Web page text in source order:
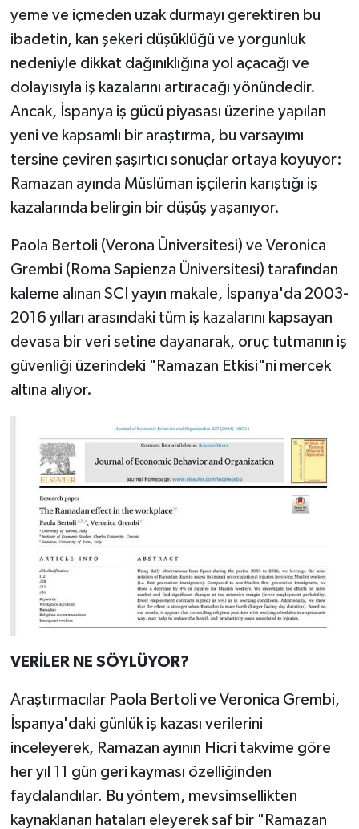
yeme ve içmeden uzak durmayı gerektiren bu
ibadetin, kan şekeri düşüklüğü ve yorgunluk
nedeniyle dikkat dağınıklığına yol açacağı ve
dolayısıyla iş kazalarını artıracağı yönündedir.
Ancak, İspanya iş gücü piyasası üzerine yapılan
yeni ve kapsamlı bir araştırma, bu varsayımı
tersine çeviren şaşırtıcı sonuçlar ortaya koyuyor:
Ramazan ayında Müslüman işçilerin karıştığı iş
kazalarında belirgin bir düşüş yaşanıyor.
Paola Bertoli (Verona Üniversitesi) ve Veronica
Grembi (Roma Sapienza Üniversitesi) tarafından
kaleme alınan SCI yayın makale, İspanya'da 2003-
2016 yılları arasındaki tüm iş kazalarını kapsayan
devasa bir veri setine dayanarak, oruç tutmanın iş
güvenliği üzerindeki "Ramazan Etkisi"ni mercek
altına alıyor.
VERİLER NE SÖYLÜYOR?
Araştırmacılar Paola Bertoli ve Veronica Grembi,
İspanya'daki günlük iş kazası verilerini
inceleyerek, Ramazan ayının Hicri takvime göre
her yıl 11 gün geri kayması özelliğinden
faydalandılar. Bu yöntem, mevsimsellikten
kaynaklanan hataları eleyerek saf bir "Ramazan